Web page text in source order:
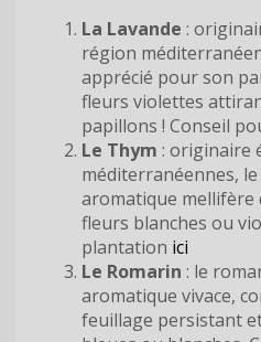
La Lavande :
région
apprécié pour son
fleurs violettes
papillons ! Conseil
Le Thym : originaire
méditerranéennes,
aromatique
fleurs blanches ou
plantation ici
Le Romarin : le
aromatique vivace,
feuillage persistant